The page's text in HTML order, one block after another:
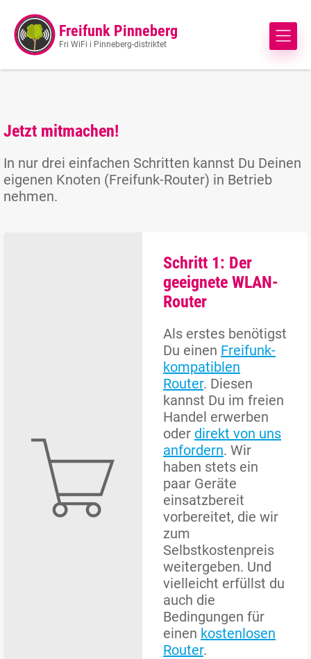
Freifunk Pinneberg
Fri WiFi i Pinneberg-distriktet
Jetzt mitmachen!
In nur drei einfachen Schritten kannst Du Deinen
eigenen Knoten (Freifunk-Router) in Betrieb
nehmen.
Schritt 1: Der
geeignete WLAN-
Router
Als erstes benötigst
Du einen Freifunk-
kompatiblen
Router. Diesen
kannst Du im freien
Handel erwerben
oder direkt von uns
anfordern. Wir
haben stets ein
paar Geräte
einsatzbereit
vorbereitet, die wir
zum
Selbstkostenpreis
weitergeben. Und
vielleicht erfüllst du
auch die
Bedingungen für
einen kostenlosen
Router.